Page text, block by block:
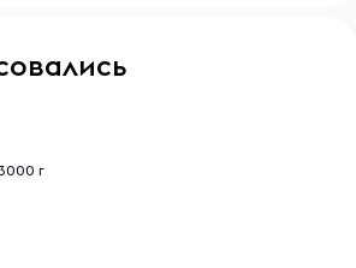
г